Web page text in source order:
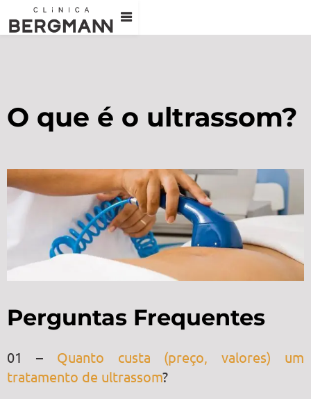
O que é o ultrassom?
Perguntas Frequentes
01 – Quanto custa (preço, valores) um
tratamento de ultrassom?